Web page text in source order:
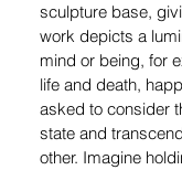
sculpture base,
work depicts a
mind or being, for
life and death,
asked to consider
state and
other. Imagine